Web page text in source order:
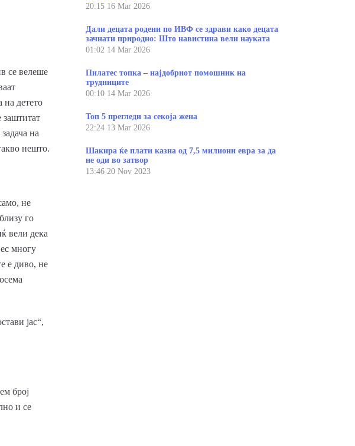
се велеше
на детето
заштитат
на
нешто.
не
го
вели дека
многу
е диво, не
јас“,
број
и се
20:15 16 Mar 2026
Дали децата родени по ИВФ се здрави како децата
зачнати природно: Што навистина вели науката
01:02 14 Mar 2026
Пилатес топка – најдобриот помошник на
трудниците
00:10 14 Mar 2026
Топ 5 прегледи за секоја жена
22:24 13 Mar 2026
Шакира ќе плати казна од 7,5 милиони евра за да
не оди во затвор
13:46 20 Nov 2023